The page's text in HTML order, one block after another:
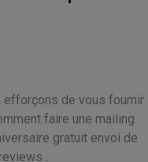
efforçons de vous fournir
faire une mailing
gratuit envoi de
.